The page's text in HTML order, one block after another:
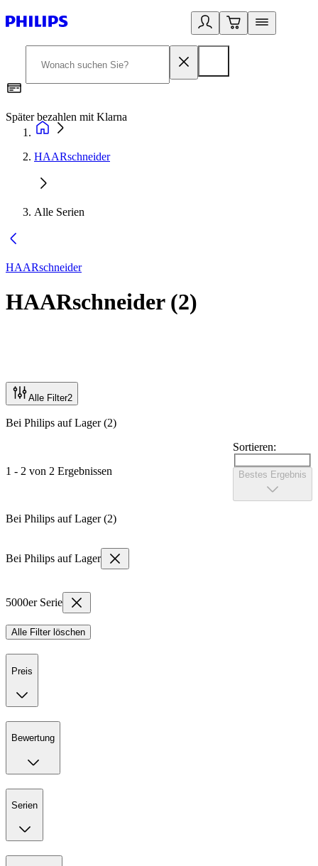
Später bezahlen mit Klarna
HAARschneider
Alle Serien
HAARschneider
HAARschneider(2)
Alle Filter2
Bei Philips auf Lager (2)
1 - 2 von 2 Ergebnissen
Sortieren:
Bestes Ergebnis
Bei Philips auf Lager (2)
Bei Philips auf Lager
5000er Serie
Alle Filter löschen
Preis
Bewertung
Serien